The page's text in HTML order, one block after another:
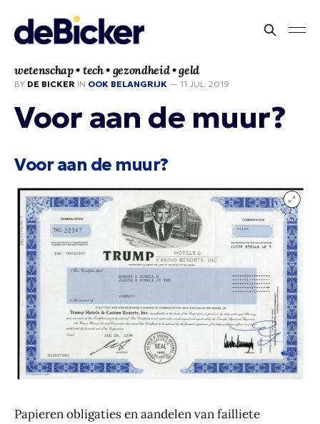
wetenschap • tech • gezondheid • geld
BY DE BICKER IN OOK BELANGRIJK — 11 JUL. 2019
Voor aan de muur?
Voor aan de muur?
Papieren obligaties en aandelen van failliete